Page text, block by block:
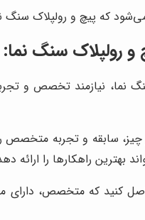
که پیچ و رولپلاک سنگ
سنگ نما:
نما، نیازمند تخصص و
چیز، سابقه و تجربه متخصص
بهترین راهکارها را ارائه
کنید که متخصص، دارای